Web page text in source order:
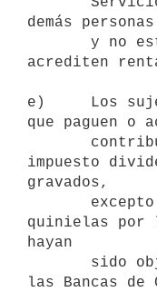
demás
acrediten
e)     Los
que paguen o
impuesto
gravados,
quinielas por
hayan
las Bancas